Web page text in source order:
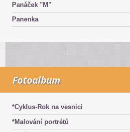
Panáček "M"
Panenka
Fotoalbum
*Cyklus-Rok na vesnici
*Malování portrétů